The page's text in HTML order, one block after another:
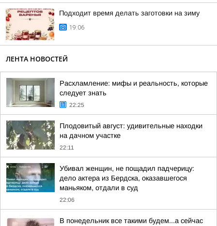
Подходит время делать заготовки на зиму
19:06
ЛЕНТА НОВОСТЕЙ
Расхламление: мифы и реальность, которые
следует знать
22:25
Плодовитый август: удивительные находки
на дачном участке
22:11
Убивал женщин, не пощадил падчерицу:
дело актера из Бердска, оказавшегося
маньяком, отдали в суд
22:06
В понедельник все такими будем...а сейчас